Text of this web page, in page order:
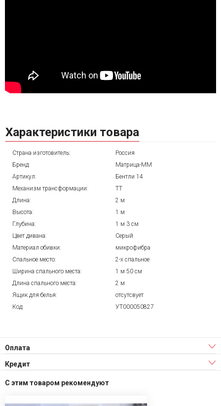
Характеристики товара
Страна изготовитель:
Россия
Бренд:
Матрица-ММ
Артикул:
Бентли 14
Механизм трансформации:
ТТ
Длина:
2 м
Высота:
1 м
Глубина:
1 м 3 см
Цвет дивана:
Серый
Материал обивки:
микрофибра
Спальное место:
2-х спальное
Ширина спального места:
1 м 50 см
Длина спального места:
2 м
Ящик для белья:
отсутсвует
Код:
УТ000050827
Оплата
Кредит
С этим товаром рекомендуют